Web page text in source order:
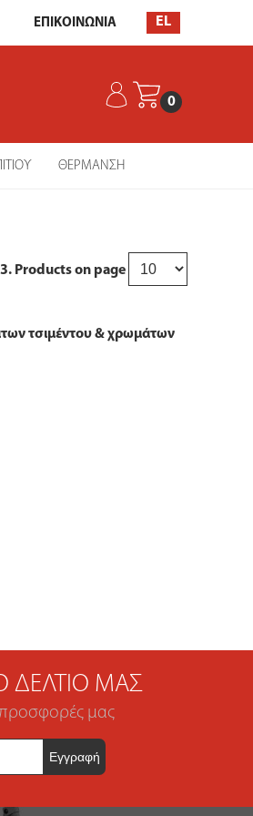
ΕΠΙΚΟΙΝΩΝΙΑ EL
0
ΘΕΡΜΑΝΣΗ
3. Products on page
τσιμέντου & χρωμάτων
ΔΕΛΤΊΟ ΜΑΣ
προσφορές μας